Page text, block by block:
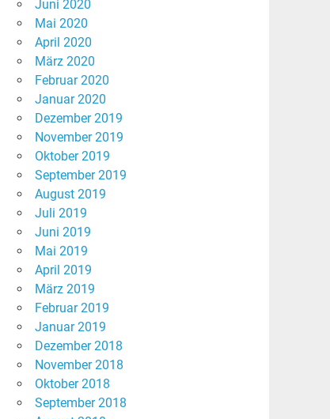
Juni 2020
Mai 2020
April 2020
März 2020
Februar 2020
Januar 2020
Dezember 2019
November 2019
Oktober 2019
September 2019
August 2019
Juli 2019
Juni 2019
Mai 2019
April 2019
März 2019
Februar 2019
Januar 2019
Dezember 2018
November 2018
Oktober 2018
September 2018